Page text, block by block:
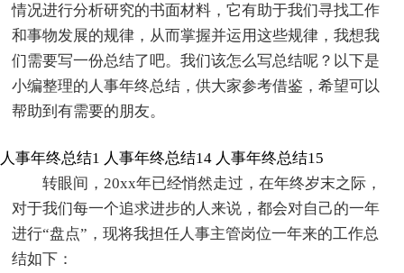
情况进行分析研究的书面材料，它有助于我们寻找工作
和事物发展的规律，从而掌握并运用这些规律，我想我
们需要写一份总结了吧。我们该怎么写总结呢？以下是
小编整理的人事年终总结，供大家参考借鉴，希望可以
帮助到有需要的朋友。
人事年终总结1
转眼间，20xx年已经悄然走过，在年终岁末之际，
对于我们每一个追求进步的人来说，都会对自己的一年
进行“盘点”，现将我担任人事主管岗位一年来的工作总
结如下：
人事年终总结14 人事年终总结15